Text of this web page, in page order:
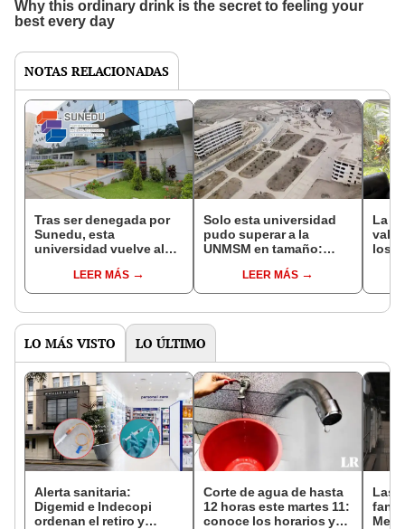
NOTAS RELACIONADAS
Tras ser denegada por
Sunedu, esta
universidad vuelve al
licenciamiento luego de
seis años de trámites
LEER MÁS
Solo esta universidad
pudo superar a la
UNMSM en tamaño:
acuario, pero hoy
permanece abandonada
LEER MÁS
La
los
LO MÁS VISTO LO ÚLTIMO
Alerta sanitaria:
Digemid e Indecopi
ordenan el retiro y
Corte de agua de hasta
12 horas este martes 11:
conoce los horarios y
Las